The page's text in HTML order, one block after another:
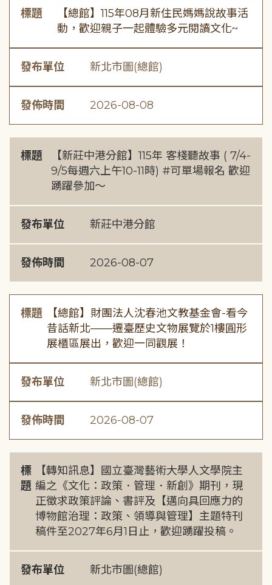
標題
【總館】115年08月新住民媽媽說故事活
動，歡迎親子一起體驗多元閱讀文化~
發布單位 新北市圖(總館)
發佈時間 2026-08-08
標題
【新莊中港分館】115年 客棧聽故事 ( 7/4-
9/5每週六上午10-11時) #可單場報名 歡迎
踴躍參加～
發布單位 新莊中港分館
發佈時間 2026-08-07
標題
【總館】財團法人沈春池文教基金會-看今
昔話新北——遷臺歷史文物展覽於1樓圓形
展櫃區展出，歡迎一同觀展！
發布單位 新北市圖(總館)
發佈時間 2026-08-07
標
題
【轉知訊息】國立臺灣藝術大學人文學院主
編之《文化：政策．管理．新創》期刊，現
正徵求政策評論、書評及【邁向具回應力的
博物館治理：政策、領導與管理】主題特刊
稿件至2027年6月1日止，歡迎踴躍投稿。
發布單位 新北市圖(總館)